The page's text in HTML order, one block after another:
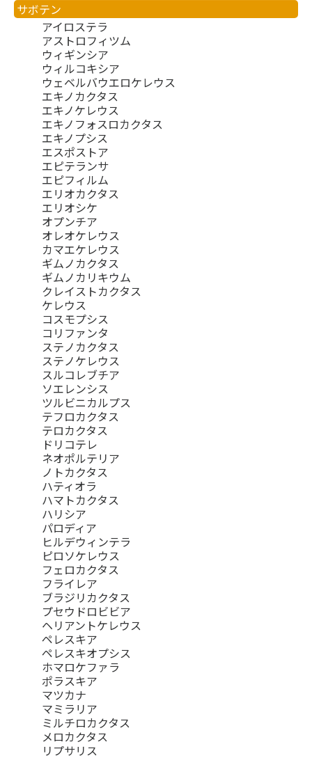
サボテン
アイロステラ
アストロフィツム
ウィギンシア
ウィルコキシア
ウェベルバウエロケレウス
エキノカクタス
エキノケレウス
エキノフォスロカクタス
エキノプシス
エスポストア
エピテランサ
エピフィルム
エリオカクタス
エリオシケ
オプンチア
オレオケレウス
カマエケレウス
ギムノカクタス
ギムノカリキウム
クレイストカクタス
ケレウス
コスモプシス
コリファンタ
ステノカクタス
ステノケレウス
スルコレブチア
ソエレンシス
ツルビニカルプス
テフロカクタス
テロカクタス
ドリコテレ
ネオポルテリア
ノトカクタス
ハティオラ
ハマトカクタス
ハリシア
パロディア
ヒルデウィンテラ
ピロソケレウス
フェロカクタス
フライレア
ブラジリカクタス
プセウドロビビア
ヘリアントケレウス
ペレスキア
ペレスキオプシス
ホマロケファラ
ポラスキア
マツカナ
マミラリア
ミルチロカクタス
メロカクタス
リプサリス